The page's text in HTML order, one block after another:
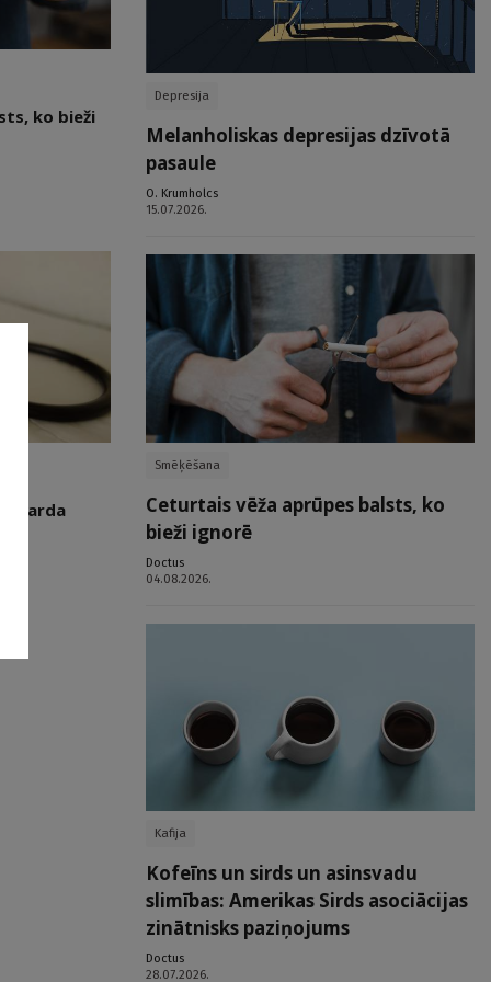
ko bieži
Depresija
Melanholiskas depresijas dzīvotā
pasaule
O. Krumholcs
15.07.2026.
Smēķēšana
Ceturtais vēža aprūpes balsts, ko
bieži ignorē
Doctus
04.08.2026.
Kafija
Kofeīns un sirds un asinsvadu
slimības: Amerikas Sirds asociācijas
zinātnisks paziņojums
Doctus
28.07.2026.